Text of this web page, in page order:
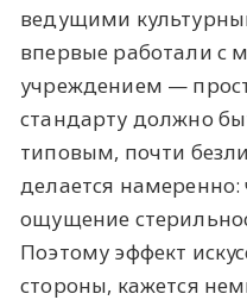
ведущими
впервые работали с
учреждением —
стандарту должно
типовым, почти
делается
ощущение
Поэтому эффект
стороны, кажется